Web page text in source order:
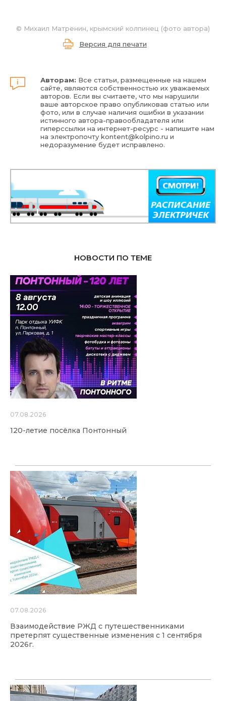
© Михаил Матренин, крымский колпинец (фото автора)
Версия для печати
Авторам: Все статьи, размещенные на нашем
сайте, являются собственностью их уважаемых
авторов. Если вы считаете, что мы нарушили
ваше авторское право опубликовав статью или
фото, или в случае наличия ошибки в указании
истинного автора-правообладателя или
гиперссылки на интернет-ресурс - напишите нам
на электропочтуkontent@kolpino.ru и
недоразумение будет исправлено.
НОВОСТИ ПО ТЕМЕ
07.08.2026
120-летие посёлка Понтонный
07.08.2026
Взаимодействие РЖД с путешественниками
претерпят существенные изменения с 1 сентября
2026г.